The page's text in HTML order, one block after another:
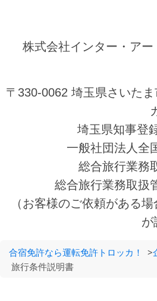
株式会社インター・ア
〒330-0062 埼玉県さいた
埼玉県知事登
一般社団法人全
総合旅行業
総合旅行業務取
（お客様のご依頼がある
が
合宿免許なら運転免許トロッカ！ >
旅行条件説明書